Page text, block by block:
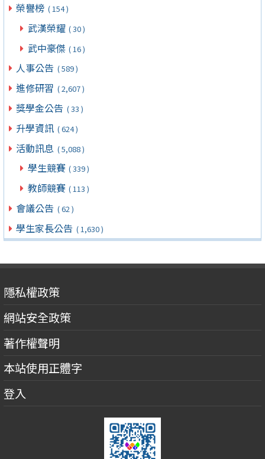
榮譽榜 ( 154 )
武漢榮耀 ( 30 )
武中豪傑 ( 16 )
人事公告 ( 589 )
進修研習 ( 2,607 )
獎學金公告 ( 33 )
升學資訊 ( 624 )
活動訊息 ( 5,088 )
學生競賽 ( 339 )
教師競賽 ( 113 )
會議公告 ( 62 )
學生家長公告 ( 1,630 )
隱私權政策
網站安全政策
著作權聲明
本站使用正體字
登入